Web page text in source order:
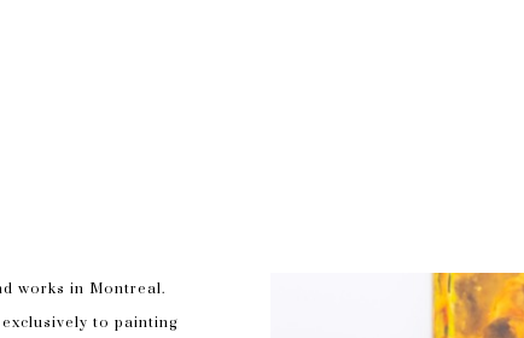
works in Montreal.
to painting